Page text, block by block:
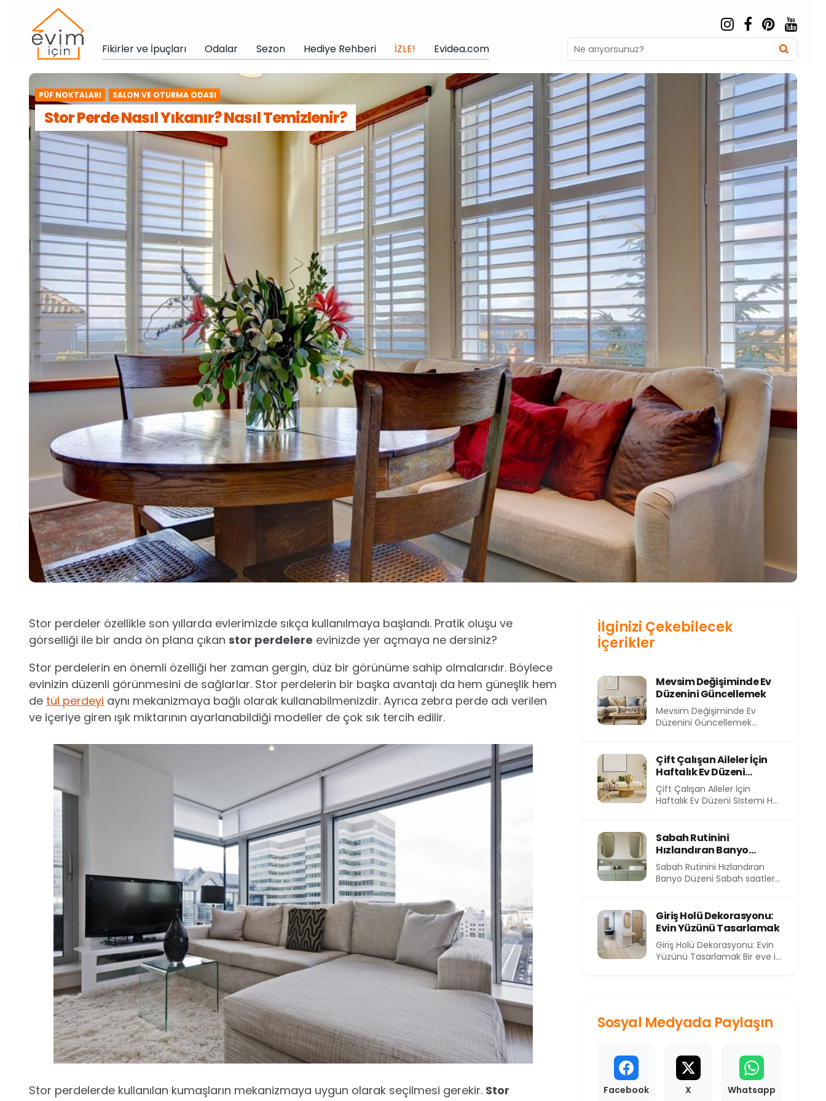
Fikirler ve İpuçları Odalar Sezon Hediye Rehberi İZLE! Evidea.com Search
for:
PÜF NOKTALARI SALON VE OTURMA ODASI
Stor Perde Nasıl Yıkanır? Nasıl Temizlenir?
Stor perdeler özellikle son yıllarda evlerimizde sıkça kullanılmaya başlandı. Pratik oluşu ve
görselliği ile bir anda ön plana çıkan stor perdelere evinizde yer açmaya ne dersiniz?
Stor perdelerin en önemli özelliği her zaman gergin, düz bir görünüme sahip olmalarıdır. Böylece
evinizin düzenli görünmesini de sağlarlar. Stor perdelerin bir başka avantajı da hem güneşlik hem
de tül perdeyi aynı mekanizmaya bağlı olarak kullanabilmenizdir. Ayrıca zebra perde adı verilen
ve içeriye giren ışık miktarının ayarlanabildiği modeller de çok sık tercih edilir.
Stor perdelerde kullanılan kumaşların mekanizmaya uygun olarak seçilmesi gerekir. Stor
İlginizi Çekebilecek
İçerikler
Mevsim Değişiminde Ev
Düzenini Güncellemek
Mevsim Değişiminde Ev
Düzenini Güncellemek
evimizin içindeki atmosfer
de...
Çift Çalışan Aileler İçin
Haftalık Ev Düzeni
Sistemi
Çift Çalışan Aileler İçin
Haftalık Ev Düzeni Sistemi Her
Sabah Rutinini
Hızlandıran Banyo
Düzeni
Sabah Rutinini Hızlandıran
Banyo Düzeni Sabah saatleri,
Giriş Holü Dekorasyonu:
Evin Yüzünü Tasarlamak
Giriş Holü Dekorasyonu: Evin
Yüzünü Tasarlamak Bir eve ilk
Sosyal Medyada Paylaşın
Facebook X Whatsapp